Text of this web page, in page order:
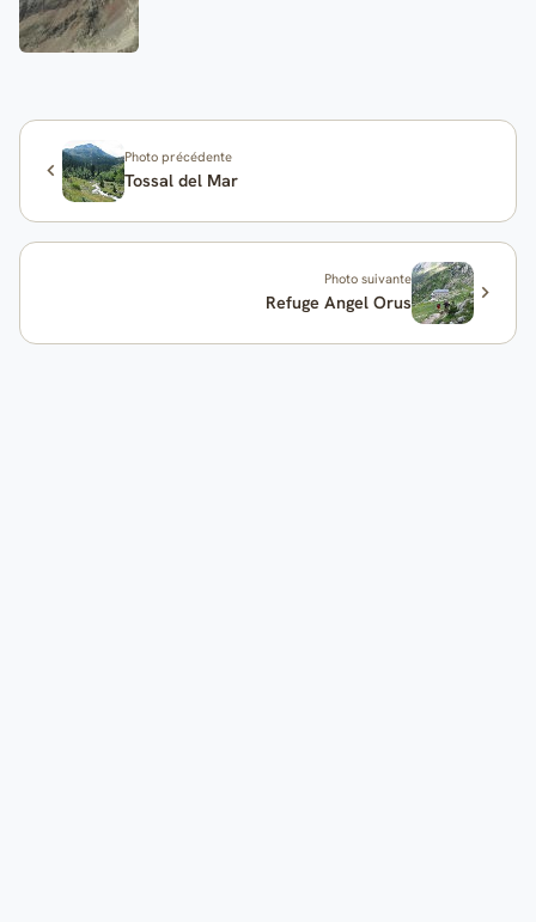
Photo précédente
Tossal del Mar
Photo suivante
Refuge Angel Orus